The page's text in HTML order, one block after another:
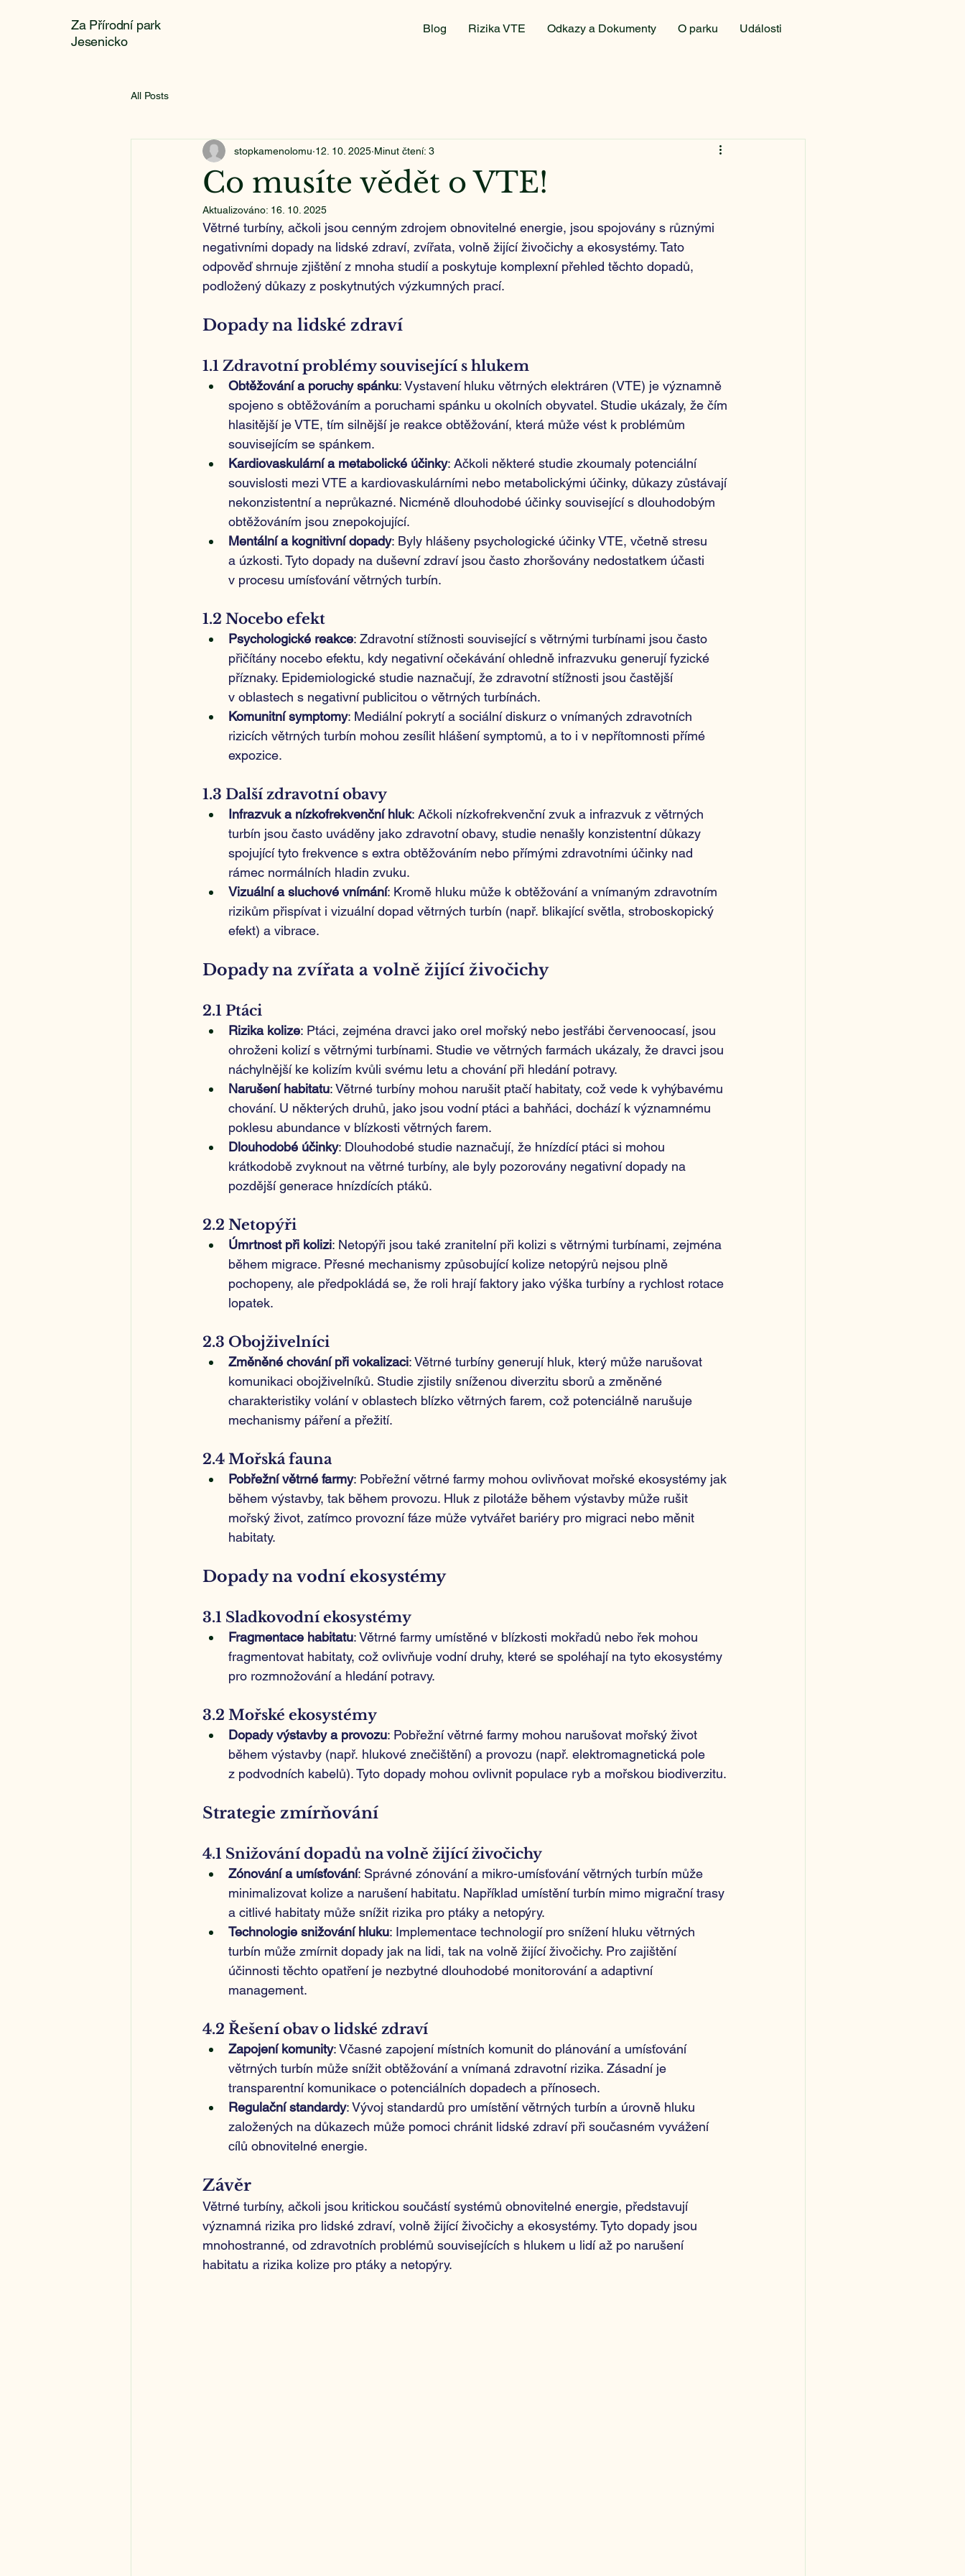
Za Přírodní park
Jesenicko
Blog Rizika VTE Odkazy a Dokumenty O parku Události
All Posts
Co musíte vědět o VTE!
stopkamenolomu 12. 10. 2025 Minut čtení: 3
Aktualizováno: 16. 10. 2025
Větrné turbíny, ačkoli jsou cenným zdrojem obnovitelné energie, jsou spojovány s různými
negativními dopady na lidské zdraví, zvířata, volně žijící živočichy a ekosystémy. Tato
odpověď shrnuje zjištění z mnoha studií a poskytuje komplexní přehled těchto dopadů,
podložený důkazy z poskytnutých výzkumných prací.
Dopady na lidské zdraví
1.1 Zdravotní problémy související s hlukem
Obtěžování a poruchy spánku: Vystavení hluku větrných elektráren (VTE) je významně
spojeno s obtěžováním a poruchami spánku u okolních obyvatel. Studie ukázaly, že čím
hlasitější je VTE, tím silnější je reakce obtěžování, která může vést k problémům
souvisejícím se spánkem.
Kardiovaskulární a metabolické účinky: Ačkoli některé studie zkoumaly potenciální
souvislosti mezi VTE a kardiovaskulárními nebo metabolickými účinky, důkazy zůstávají
nekonzistentní a neprůkazné. Nicméně dlouhodobé účinky související s dlouhodobým
obtěžováním jsou znepokojující.
Mentální a kognitivní dopady: Byly hlášeny psychologické účinky VTE, včetně stresu
a úzkosti. Tyto dopady na duševní zdraví jsou často zhoršovány nedostatkem účasti
v procesu umísťování větrných turbín.
1.2 Nocebo efekt
Psychologické reakce: Zdravotní stížnosti související s větrnými turbínami jsou často
přičítány nocebo efektu, kdy negativní očekávání ohledně infrazvuku generují fyzické
příznaky. Epidemiologické studie naznačují, že zdravotní stížnosti jsou častější
v oblastech s negativní publicitou o větrných turbínách.
Komunitní symptomy: Mediální pokrytí a sociální diskurz o vnímaných zdravotních
rizicích větrných turbín mohou zesílit hlášení symptomů, a to i v nepřítomnosti přímé
expozice.
1.3 Další zdravotní obavy
Infrazvuk a nízkofrekvenční hluk: Ačkoli nízkofrekvenční zvuk a infrazvuk z větrných
turbín jsou často uváděny jako zdravotní obavy, studie nenašly konzistentní důkazy
spojující tyto frekvence s extra obtěžováním nebo přímými zdravotními účinky nad
rámec normálních hladin zvuku.
Vizuální a sluchové vnímání: Kromě hluku může k obtěžování a vnímaným zdravotním
rizikům přispívat i vizuální dopad větrných turbín (např. blikající světla, stroboskopický
efekt) a vibrace.
Dopady na zvířata a volně žijící živočichy
2.1 Ptáci
Rizika kolize: Ptáci, zejména dravci jako orel mořský nebo jestřábi červenoocasí, jsou
ohroženi kolizí s větrnými turbínami. Studie ve větrných farmách ukázaly, že dravci jsou
náchylnější ke kolizím kvůli svému letu a chování při hledání potravy.
Narušení habitatu: Větrné turbíny mohou narušit ptačí habitaty, což vede k vyhýbavému
chování. U některých druhů, jako jsou vodní ptáci a bahňáci, dochází k významnému
poklesu abundance v blízkosti větrných farem.
Dlouhodobé účinky: Dlouhodobé studie naznačují, že hnízdící ptáci si mohou
krátkodobě zvyknout na větrné turbíny, ale byly pozorovány negativní dopady na
pozdější generace hnízdících ptáků.
2.2 Netopýři
Úmrtnost při kolizi: Netopýři jsou také zranitelní při kolizi s větrnými turbínami, zejména
během migrace. Přesné mechanismy způsobující kolize netopýrů nejsou plně
pochopeny, ale předpokládá se, že roli hrají faktory jako výška turbíny a rychlost rotace
lopatek.
2.3 Obojživelníci
Změněné chování při vokalizaci: Větrné turbíny generují hluk, který může narušovat
komunikaci obojživelníků. Studie zjistily sníženou diverzitu sborů a změněné
charakteristiky volání v oblastech blízko větrných farem, což potenciálně narušuje
mechanismy páření a přežití.
2.4 Mořská fauna
Pobřežní větrné farmy: Pobřežní větrné farmy mohou ovlivňovat mořské ekosystémy jak
během výstavby, tak během provozu. Hluk z pilotáže během výstavby může rušit
mořský život, zatímco provozní fáze může vytvářet bariéry pro migraci nebo měnit
habitaty.
Dopady na vodní ekosystémy
3.1 Sladkovodní ekosystémy
Fragmentace habitatu: Větrné farmy umístěné v blízkosti mokřadů nebo řek mohou
fragmentovat habitaty, což ovlivňuje vodní druhy, které se spoléhají na tyto ekosystémy
pro rozmnožování a hledání potravy.
3.2 Mořské ekosystémy
Dopady výstavby a provozu: Pobřežní větrné farmy mohou narušovat mořský život
během výstavby (např. hlukové znečištění) a provozu (např. elektromagnetická pole
z podvodních kabelů). Tyto dopady mohou ovlivnit populace ryb a mořskou biodiverzitu.
Strategie zmírňování
4.1 Snižování dopadů na volně žijící živočichy
Zónování a umísťování: Správné zónování a mikro-umísťování větrných turbín může
minimalizovat kolize a narušení habitatu. Například umístění turbín mimo migrační trasy
a citlivé habitaty může snížit rizika pro ptáky a netopýry.
Technologie snižování hluku: Implementace technologií pro snížení hluku větrných
turbín může zmírnit dopady jak na lidi, tak na volně žijící živočichy. Pro zajištění
účinnosti těchto opatření je nezbytné dlouhodobé monitorování a adaptivní
management.
4.2 Řešení obav o lidské zdraví
Zapojení komunity: Včasné zapojení místních komunit do plánování a umísťování
větrných turbín může snížit obtěžování a vnímaná zdravotní rizika. Zásadní je
transparentní komunikace o potenciálních dopadech a přínosech.
Regulační standardy: Vývoj standardů pro umístění větrných turbín a úrovně hluku
založených na důkazech může pomoci chránit lidské zdraví při současném vyvážení
cílů obnovitelné energie.
Závěr
Větrné turbíny, ačkoli jsou kritickou součástí systémů obnovitelné energie, představují
významná rizika pro lidské zdraví, volně žijící živočichy a ekosystémy. Tyto dopady jsou
mnohostranné, od zdravotních problémů souvisejících s hlukem u lidí až po narušení
habitatu a rizika kolize pro ptáky a netopýry.